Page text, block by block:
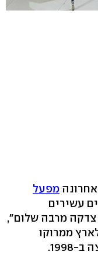
מפעל
עשירים
צדקה מרבה שלום",
(53), שעלה לארץ ממרוקו